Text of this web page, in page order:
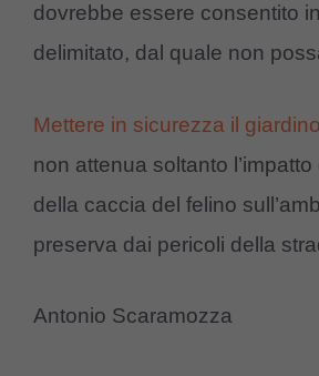
dovrebbe essere consentito
delimitato, dal quale non
Mettere in sicurezza il
non attenua soltanto l’impatto
della caccia del felino
preserva dai pericoli della
Antonio Scaramozza